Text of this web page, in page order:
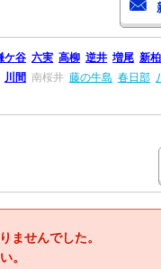
ケ谷 六実 高柳 逆井 増尾 新柏
川間 南桜井 藤の牛島 春日部
ませんでした。
。